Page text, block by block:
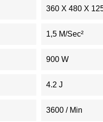
360 X 480 X
1,5 M/sec²
900 W
4.2 J
3600 / Min